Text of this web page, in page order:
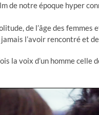
de notre époque hyper
de l’âge des
l’avoir rencontré et
la voix d’un homme celle